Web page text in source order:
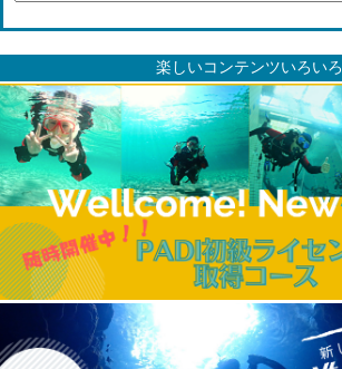
楽しいコンテンツいろいろ